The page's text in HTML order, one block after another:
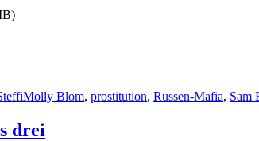
Molly Blom, prostitution, Russen-Mafia, Sam
drei